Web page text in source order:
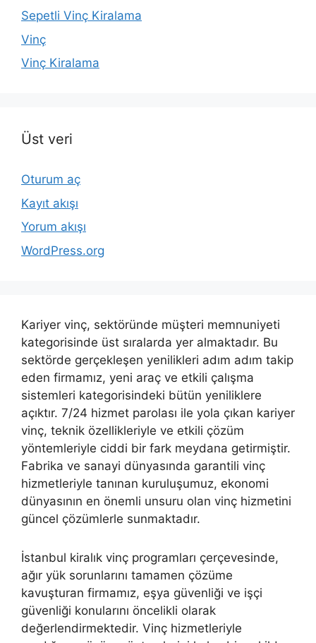
Sepetli Vinç Kiralama
Vinç
Vinç Kiralama
Üst veri
Oturum aç
Kayıt akışı
Yorum akışı
WordPress.org
Kariyer vinç, sektöründe müşteri memnuniyeti
kategorisinde üst sıralarda yer almaktadır. Bu
sektörde gerçekleşen yenilikleri adım adım takip
eden firmamız, yeni araç ve etkili çalışma
sistemleri kategorisindeki bütün yeniliklere
açıktır. 7/24 hizmet parolası ile yola çıkan kariyer
vinç, teknik özellikleriyle ve etkili çözüm
yöntemleriyle ciddi bir fark meydana getirmiştir.
Fabrika ve sanayi dünyasında garantili vinç
hizmetleriyle tanınan kuruluşumuz, ekonomi
dünyasının en önemli unsuru olan vinç hizmetini
güncel çözümlerle sunmaktadır.
İstanbul kiralık vinç programları çerçevesinde,
ağır yük sorunlarını tamamen çözüme
kavuşturan firmamız, eşya güvenliği ve işçi
güvenliği konularını öncelikli olarak
değerlendirmektedir. Vinç hizmetleriyle